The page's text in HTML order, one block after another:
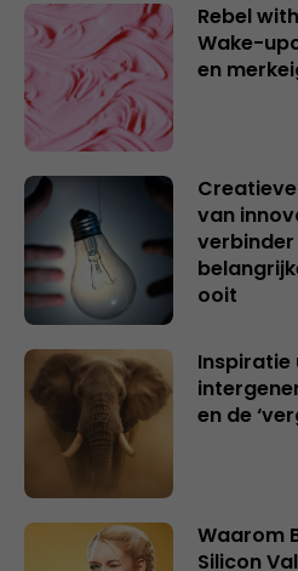
Rebel
Wake-
en
van
ooit
Inspiratie
en de
Waarom
Silicon